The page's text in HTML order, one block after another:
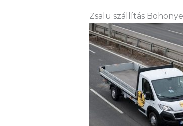
Zsalu szállítás Böhönye